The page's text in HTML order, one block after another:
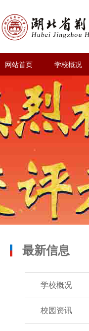
网站首页 学校概况
最新信息
学校概况
校园资讯